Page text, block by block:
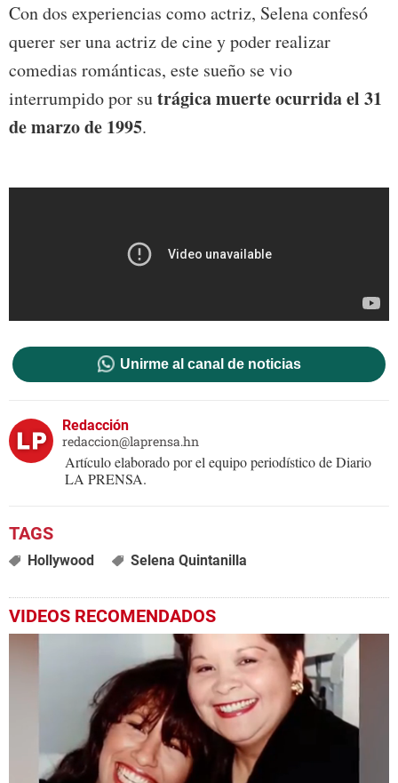
Con dos experiencias como actriz, Selena confesó
querer ser una actriz de cine y poder realizar
comedias románticas, este sueño se vio
interrumpido por sutrágica muerte ocurrida el 31
de marzo de 1995.
Unirme al canal de noticias
Redacción
redaccion@laprensa.hn
Artículo elaborado por el equipo periodístico de Diario
LA PRENSA.
Hollywood Selena Quintanilla
VIDEOS RECOMENDADOS